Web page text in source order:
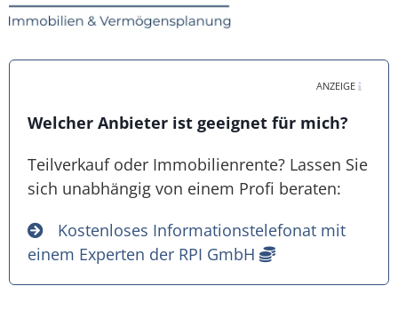
ANZEIGE
Welcher Anbieter ist geeignet für mich?
Teilverkauf oder Immobilienrente? Lassen Sie
sich unabhängig von einem Profi beraten:
Kostenloses Informationstelefonat mit
einem Experten der RPI GmbH